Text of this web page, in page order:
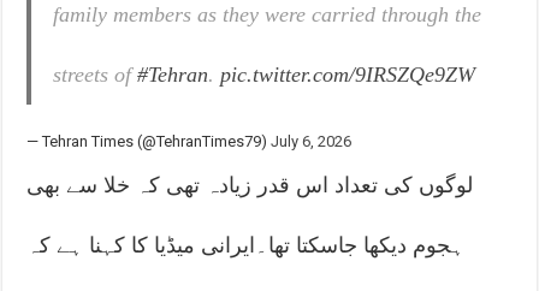
family members as they were carried through the
streets of#Tehran. pic.twitter.com/9IRSZQe9ZW
— Tehran Times (@TehranTimes79)July 6, 2026
لوگوں کی تعداد اس قدر زیادہ تھی کہ خلا سے بھی
ہجوم دیکھا جاسکتا تھا۔ایرانی میڈیا کا کہنا ہے کہ